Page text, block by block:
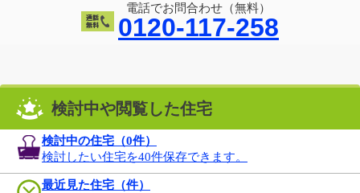
電話でお問合わせ（無料）
0120-117-258
検討中や閲覧した住宅
検討中の住宅（0件）
検討したい住宅を40件保存できます。
最近見た住宅（件）